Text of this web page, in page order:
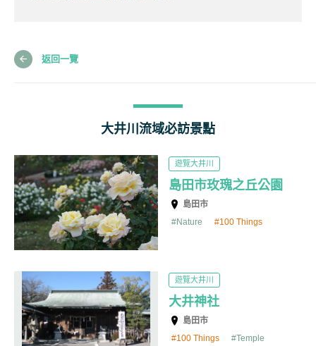
返回一覽
大井川流域必訪景點
島田市玫瑰之丘公園
島田市
Nature
100 Things
遊覽大井川
大井神社
島田市
100 Things
Temple
遊覽大井川